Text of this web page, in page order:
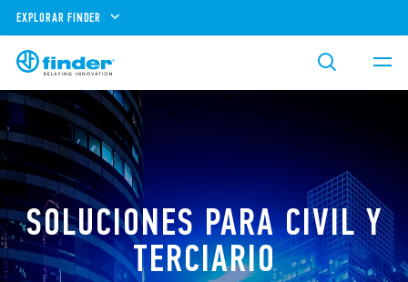
EXPLORAR FINDER
SOLUCIONES PARA CIVIL Y
TERCIARIO